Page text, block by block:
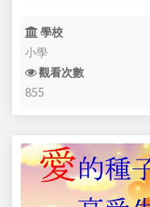
學校
小學
觀看次數
855